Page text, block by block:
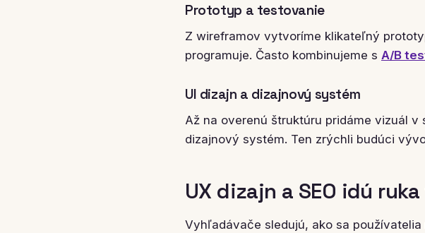
Prototyp a testovanie
Z wireframov vytvoríme klikateľný
programuje. Často kombinujeme s A/B
UI dizajn a dizajnový systém
Až na overenú štruktúru pridáme vizuál
dizajnový systém. Ten zrýchli budúci
UX dizajn a SEO idú
Vyhľadávače sledujú, ako sa